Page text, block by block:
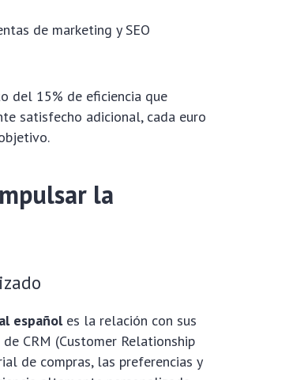
de marketing y SEO
del 15% de eficiencia que
satisfecho adicional, cada euro
la
españoles la relación con sus
CRM (Customer Relationship
de compras, las preferencias y